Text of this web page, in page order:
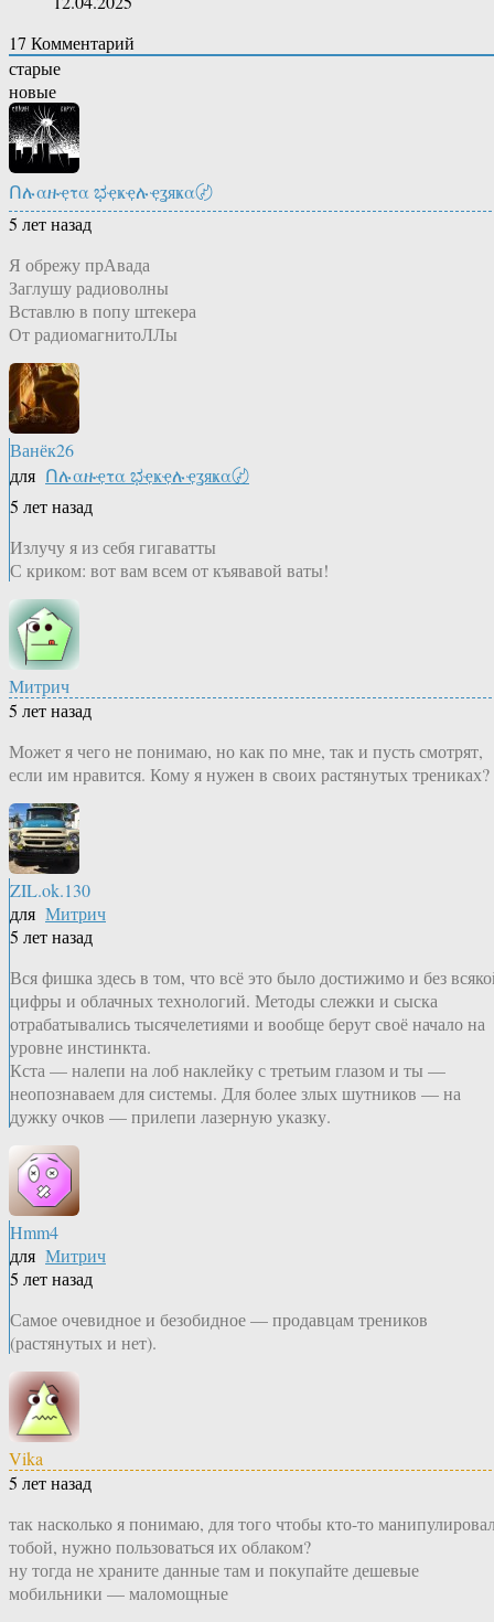
17 Комментарий
старые
новые
Ոሉαዙҿτα ಭҿҝҿሉҿʓяҝα〄
5 лет назад
Я обрежу прАвада
Заглушу радиоволны
Вставлю в попу штекера
От радиомагнитоЛЛы
Ванёк26
для Ոሉαዙҿτα ಭҿҝҿሉҿʓяҝα〄
5 лет назад
Излучу я из себя гигаватты
С криком: вот вам всем от къявавой ваты!
Митрич
5 лет назад
Может я чего не понимаю, но как по мне, так и пусть смотрят,
если им нравится. Кому я нужен в своих растянутых трениках?
ZIL.ok.130
для Митрич
5 лет назад
Вся фишка здесь в том, что всё это было достижимо и без
цифры и облачных технологий. Методы слежки и сыска
отрабатывались тысячелетиями и вообще берут своё начало на
уровне инстинкта.
Кста — налепи на лоб наклейку с третьим глазом и ты —
неопознаваем для системы. Для более злых шутников — на
дужку очков — прилепи лазерную указку.
Hmm4
для Митрич
5 лет назад
Самое очевидное и безобидное — продавцам треников
(растянутых и нет).
Vika
5 лет назад
так насколько я понимаю, для того чтобы кто-то
тобой, нужно пользоваться их облаком?
ну тогда не храните данные там и покупайте дешевые
мобильники — маломощные